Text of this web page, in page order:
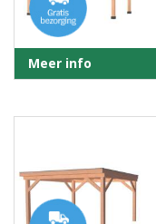
Meer info